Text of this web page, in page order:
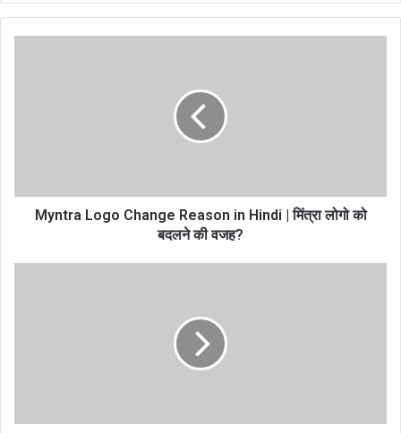
Myntra Logo Change Reason in Hindi | मिंत्रा लोगो को
बदलने की वजह?